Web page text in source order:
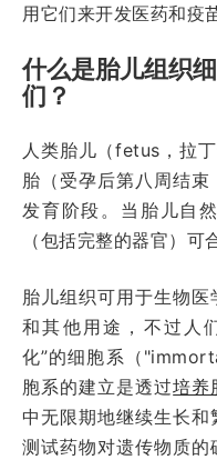
用它们来开发医药和疫
什么是胎儿组织
们？
人类胎儿（fetus，拉
胎（受孕后第八周结
发育阶段。当胎儿自
（包括完整的器官）可
胎儿组织可用于生物
和其他用途，不过人
化”的细胞系（
胞系的建立是透过培养
中无限期地继续生长
测试药物对遗传物质